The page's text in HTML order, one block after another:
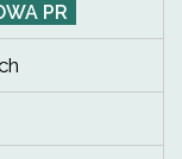
PR